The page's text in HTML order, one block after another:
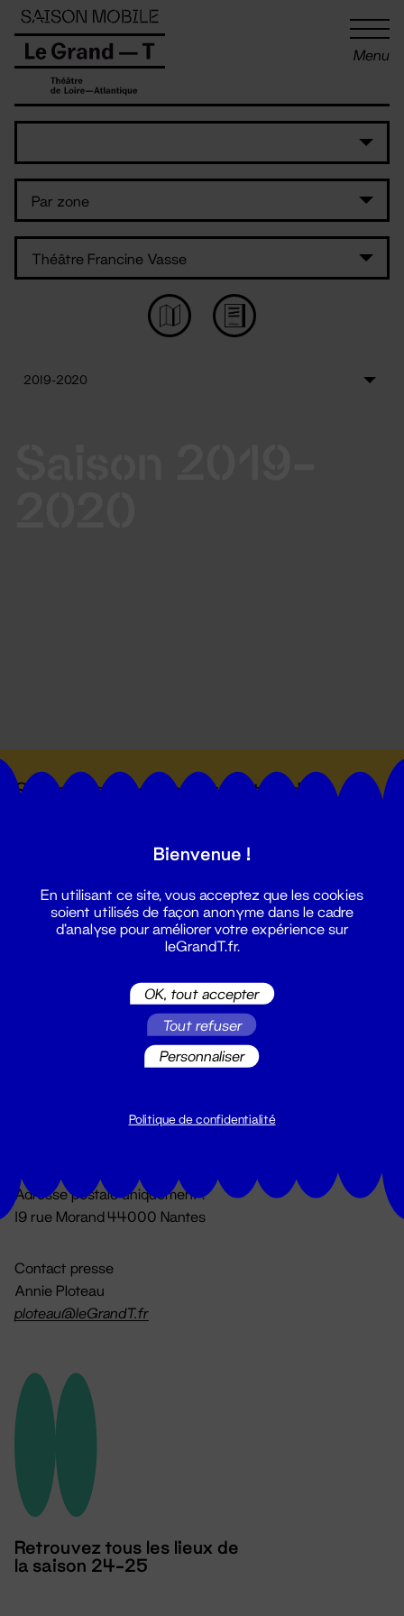
Menu
Suivez toutes les actualités du
Du lundi au vendredi 14h → 18h
Adresse postale uniquement :
19 rue Morand 44000 Nantes
Contact presse
Annie Ploteau
ploteau@leGrandT.fr
Retrouvez tous les lieux de
la saison 24-25
Panneau de gestion des cookies
Bienvenue !
En utilisant ce site, vous acceptez que les cookies
soient utilisés de façon anonyme dans le cadre
d'analyse pour améliorer votre expérience sur
leGrandT.fr.
OK, tout accepter
Tout refuser
Personnaliser
Politique de confidentialité